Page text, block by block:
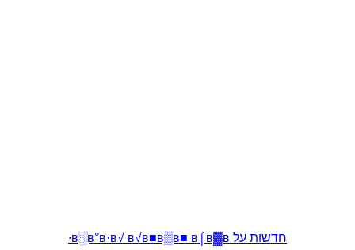
חדשות על в░в°в·в√ в√в■в▒в■ в⌠в▓в∙